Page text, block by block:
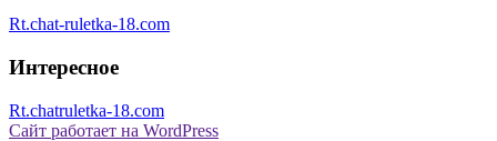
Rt.chat-ruletka-18.com
Интересное
Rt.chatruletka-18.com
Сайт работает на WordPress